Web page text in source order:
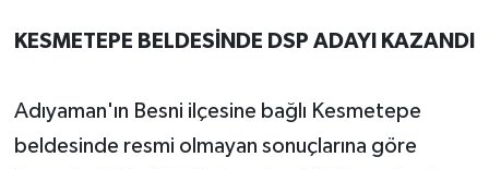
KESMETEPE BELDESİNDE DSP ADAYI KAZANDI
Adıyaman'ın Besni ilçesine bağlı Kesmetepe
beldesinde resmi olmayan sonuçlarına göre